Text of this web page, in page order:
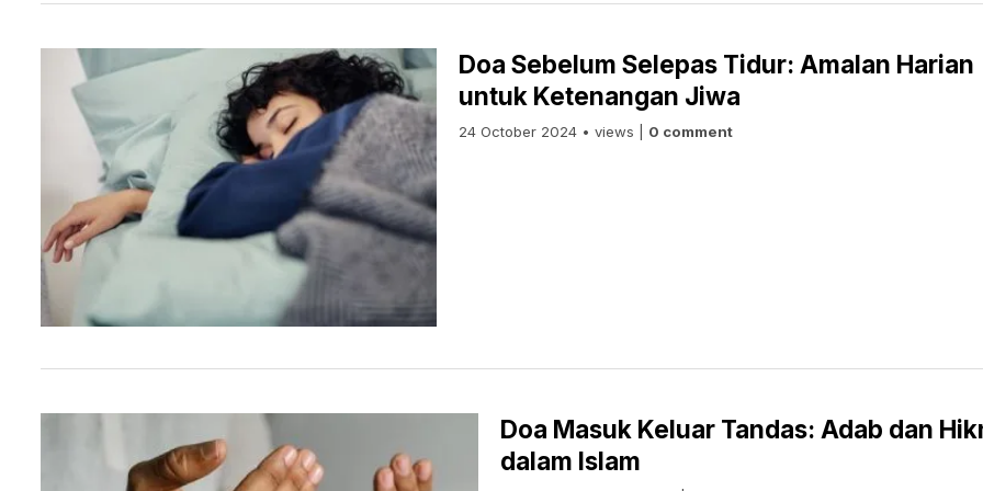
Doa Sebelum Selepas Tidur: Amalan Harian
untuk Ketenangan Jiwa
24 October 2024 • views | 0 comment
Doa Masuk Keluar Tandas: Adab dan
dalam Islam